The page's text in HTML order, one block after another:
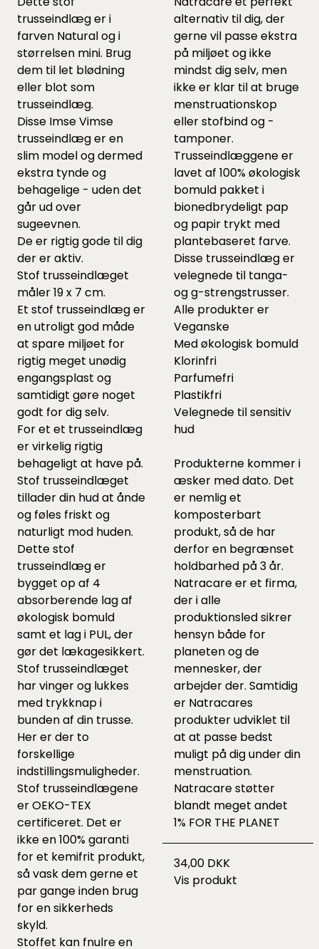
trusseindlæg er i
farven Natural og i
størrelsen mini. Brug
dem til let blødning
eller blot som
trusseindlæg.
Disse Imse Vimse
trusseindlæg er en
slim model og dermed
ekstra tynde og
behagelige - uden det
går ud over
sugeevnen.
De er rigtig gode til dig
der er aktiv.
Stof trusseindlæget
måler 19 x 7 cm.
Et stof trusseindlæg er
en utroligt god måde
at spare miljøet for
rigtig meget unødig
engangsplast og
samtidigt gøre noget
godt for dig selv.
For et et trusseindlæg
er virkelig rigtig
behageligt at have på.
Stof trusseindlæget
tillader din hud at ånde
og føles friskt og
naturligt mod huden.
Dette stof
trusseindlæg er
bygget op af 4
absorberende lag af
økologisk bomuld
samt et lag i PUL, der
gør det lækagesikkert.
Stof trusseindlæget
har vinger og lukkes
med trykknap i
bunden af din trusse.
Her er der to
forskellige
indstillingsmuligheder.
Stof trusseindlægene
er OEKO-TEX
certificeret. Det er
ikke en 100% garanti
for et kemifrit produkt,
så vask dem gerne et
par gange inden brug
for en sikkerheds
skyld.
Stoffet kan fnulre en
alternativ til dig, der
gerne vil passe ekstra
på miljøet og ikke
mindst dig selv, men
ikke er klar til at bruge
menstruationskop
eller stofbind og -
tamponer.
Trusseindlæggene er
lavet af 100% økologisk
bomuld pakket i
bionedbrydeligt pap
og papir trykt med
plantebaseret farve.
Disse trusseindlæg er
velegnede til tanga-
og g-strengstrusser.
Alle produkter er
Veganske
Med økologisk bomuld
Klorinfri
Parfumefri
Plastikfri
Velegnede til sensitiv
hud
Produkterne kommer i
æsker med dato. Det
er nemlig et
komposterbart
produkt, så de har
derfor en begrænset
holdbarhed på 3 år.
Natracare er et firma,
der i alle
produktionsled sikrer
hensyn både for
planeten og de
mennesker, der
arbejder der. Samtidig
er Natracares
produkter udviklet til
at at passe bedst
muligt på dig under din
menstruation.
Natracare støtter
blandt meget andet
1% FOR THE PLANET
34,00 DKK
Vis produkt